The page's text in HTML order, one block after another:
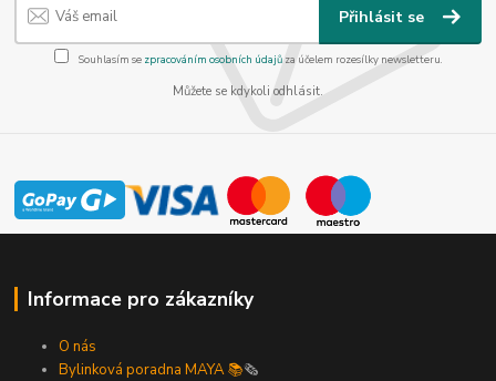
Přihlásit se
Souhlasím se zpracováním osobních údajůza účelem rozesílky newsletteru.
Můžete se kdykoli odhlásit.
Informace pro zákazníky
O nás
Bylinková poradna MAYA 📚🗞️